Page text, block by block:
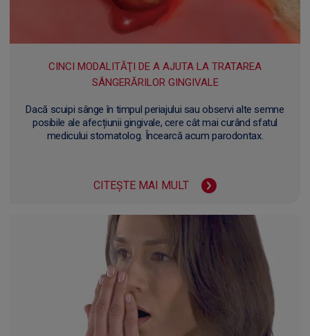
CINCI MODALITĂŢI DE A AJUTA LA TRATAREA
SÂNGERĂRILOR GINGIVALE
Dacă scuipi sânge în timpul periajului sau observi alte semne
posibile ale afecțiunii gingivale, cere cât mai curând sfatul
medicului stomatolog. Încearcă acum parodontax.
CITEȘTE MAI MULT